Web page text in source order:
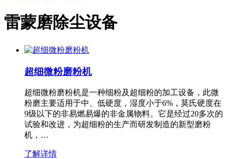
雷蒙磨除尘设备
超细微粉磨粉机
超细微粉磨粉机是一种细粉及超细粉的加工设备，此微
粉磨主要适用于中、低硬度，湿度小于6%，莫氏硬度在
9级以下的非易燃易爆的非金属物料。它是经过20多次的
试验和改进，为超细粉的生产而研发制造的新型磨粉
机，…
了解详情